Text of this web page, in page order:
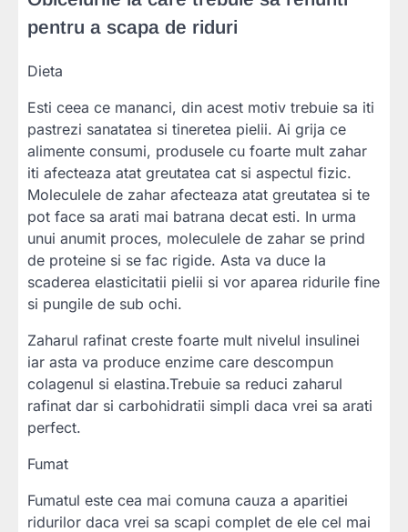
pentru a scapa de riduri
Dieta
Esti ceea ce mananci, din acest motiv trebuie sa iti
pastrezi sanatatea si tineretea pielii. Ai grija ce
alimente consumi, produsele cu foarte mult zahar
iti afecteaza atat greutatea cat si aspectul fizic.
Moleculele de zahar afecteaza atat greutatea si te
pot face sa arati mai batrana decat esti. In urma
unui anumit proces, moleculele de zahar se prind
de proteine si se fac rigide. Asta va duce la
scaderea elasticitatii pielii si vor aparea ridurile fine
si pungile de sub ochi.
Zaharul rafinat creste foarte mult nivelul insulinei
iar asta va produce enzime care descompun
colagenul si elastina.Trebuie sa reduci zaharul
rafinat dar si carbohidratii simpli daca vrei sa arati
perfect.
Fumat
Fumatul este cea mai comuna cauza a aparitiei
ridurilor daca vrei sa scapi complet de ele cel mai